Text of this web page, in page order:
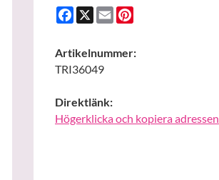
Facebook
X Email
Artikelnummer:
TRI36049
Direktlänk:
Högerklicka och kopiera adressen